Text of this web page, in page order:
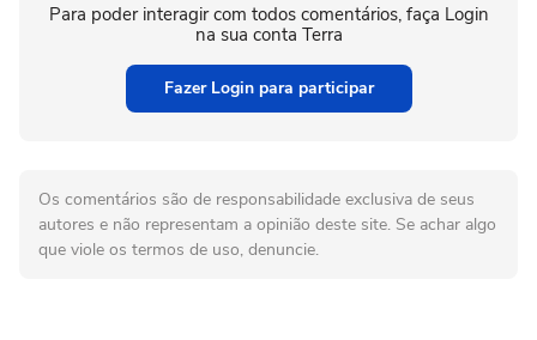
Para poder interagir com todos comentários, faça Login
na sua conta Terra
Fazer Login para participar
Os comentários são de responsabilidade exclusiva de seus
autores e não representam a opinião deste site. Se achar algo
que viole os termos de uso, denuncie.